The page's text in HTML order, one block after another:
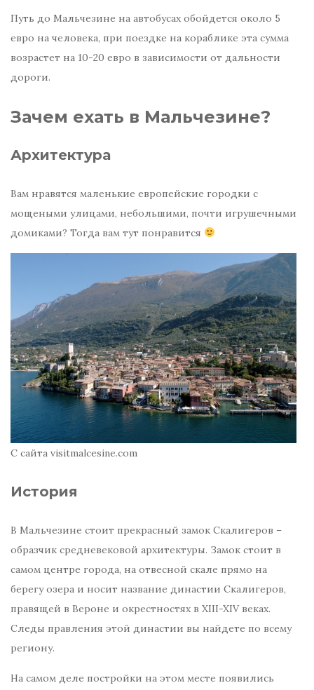
Путь до Мальчезине на автобусах обойдется около 5
евро на человека, при поездке на кораблике эта сумма
возрастет на 10-20 евро в зависимости от дальности
дороги.
Зачем ехать в Мальчезине?
Архитектура
Вам нравятся маленькие европейские городки с
мощеными улицами, небольшими, почти игрушечными
домиками? Тогда вам тут понравится
С сайта visitmalcesine.com
История
В Мальчезине стоит прекрасный замок Скалигеров –
образчик средневековой архитектуры. Замок стоит в
самом центре города, на отвесной скале прямо на
берегу озера и носит название династии Скалигеров,
правящей в Вероне и окрестностях в XIII-XIV веках.
Следы правления этой династии вы найдете по всему
региону.
На самом деле постройки на этом месте появились